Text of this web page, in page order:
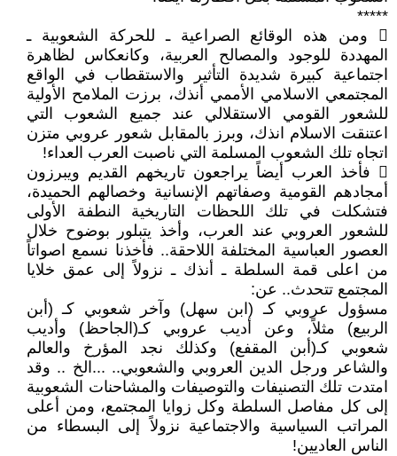
*****
 ومن هذه الوقائع الصراعية ـ للحركة الشعوبية ـ
المهددة للوجود والمصالح العربية، وكانعكاس لظاهرة
اجتماعية كبيرة شديدة التأثير والاستقطاب في الواقع
المجتمعي الاسلامي الأممي أنذك، برزت الملامح الأولية
للشعور القومي الاستقلالي عند جميع الشعوب التي
اعتنقت الاسلام انذك، وبرز بالمقابل شعور عروبي متزن
اتجاه تلك الشعوب المسلمة التي ناصبت العرب العداء!
 فأخذ العرب أيضاً يراجعون تاريخهم القديم ويبرزون
أمجادهم القومية وصفاتهم الإنسانية وخصالهم الحميدة،
فتشكلت في تلك اللحظات التاريخية النطفة الأولى
للشعور العروبي عند العرب، وأخذ يتبلور بوضوح خلال
العصور العباسية المختلفة اللاحقة.. فأخذنا نسمع اصواتاً
من اعلى قمة السلطة ـ أنذك ـ نزولاً إلى عمق خلايا
المجتمع تتحدث.. عن:
مسؤول عروبي كـ (ابن سهل) وآخر شعوبي كـ (أبن
الربيع) مثلاً، وعن أديب عروبي كـ(الجاحظ) وأديب
شعوبي كـ(أبن المقفع) وكذلك نجد المؤرخ والعالم
والشاعر ورجل الدين العروبي والشعوبي.. ...الخ .. وقد
امتدت تلك التصنيفات والتوصيفات والمشاحنات الشعوبية
إلى كل مفاصل السلطة وكل زوايا المجتمع، ومن أعلى
المراتب السياسية والاجتماعية نزولاً إلى البسطاء من
الناس العاديين!